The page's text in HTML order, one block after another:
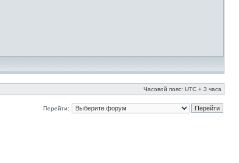
Часовой пояс: UTC + 3 часа
Перейти: